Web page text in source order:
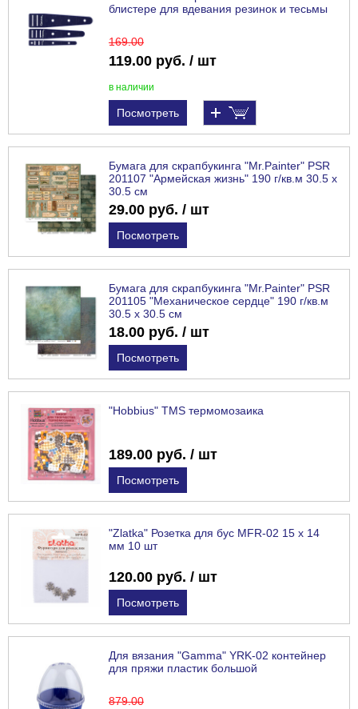
блистере для вдевания резинок и тесьмы
169.00
119.00 руб. / шт
в наличии
Посмотреть
Бумага для скрапбукинга "Mr.Painter" PSR
201107 "Армейская жизнь" 190 г/кв.м 30.5 x
30.5 см
29.00 руб. / шт
Посмотреть
Бумага для скрапбукинга "Mr.Painter" PSR
201105 "Механическое сердце" 190 г/кв.м
30.5 x 30.5 см
18.00 руб. / шт
Посмотреть
"Hobbius" TMS термомозаика
189.00 руб. / шт
Посмотреть
"Zlatka" Розетка для бус MFR-02 15 х 14
мм 10 шт
120.00 руб. / шт
Посмотреть
Для вязания "Gamma" YRK-02 контейнер
для пряжи пластик большой
879.00